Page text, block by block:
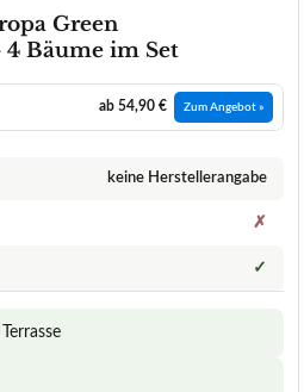
Green
4 Bäume im Set
ab 54,90 € Zum Angebot »
keine Herstellerangabe
✗
✓